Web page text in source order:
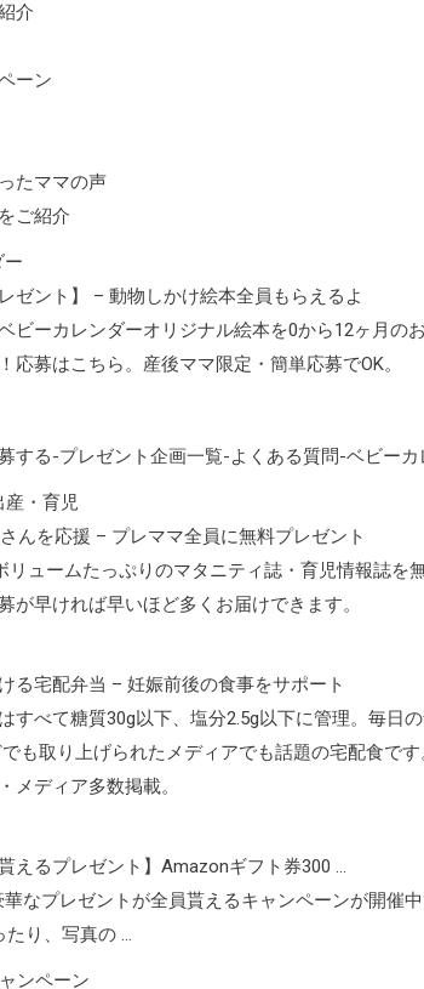
介
ーン
たママの声
ご紹介
ゼント】 – 動物しかけ絵本全員もらえるよ
ビーカレンダーオリジナル絵本を0から12ヶ月の
応募はこちら。産後ママ限定・簡単応募でOK。
する-プレゼント企画一覧-よくある質問-ベビーカ
産・育児
んを応援 – プレママ全員に無料プレゼント
リュームたっぷりのマタニティ誌・育児情報誌
が早ければ早いほど多くお届けできます。
る宅配弁当 – 妊娠前後の食事をサポート
すべて糖質30g以下、塩分2.5g以下に管理。毎日
も取り上げられたメディアでも話題の宅配食で
メディア多数掲載。
えるプレゼント】Amazonギフト券300 …
なプレゼントが全員貰えるキャンペーンが開催
たり、写真の …
ンペーン